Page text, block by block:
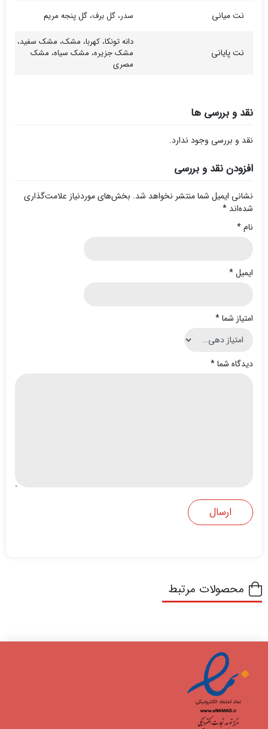
نت میانی سدر، گل برف، گل پنجه مریم
نت پایانی
دانه تونکا، کهربا، مشک، مشک سفید،
مشک جزیره، مشک سیاه، مشک
مصری
نقد و بررسی ها
نقد و بررسی وجود ندارد.
افزودن نقد و بررسی
نشانی ایمیل شما منتشر نخواهد شد. بخش‌های موردنیاز علامت‌گذاری
شده‌اند *
نام*
ایمیل*
امتیاز شما*
دیدگاه شما*
محصولات مرتبط